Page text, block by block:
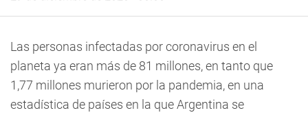
Las personas infectadas por coronavirus en el
planeta ya eran más de 81 millones, en tanto que
1,77 millones murieron por la pandemia, en una
estadística de países en la que Argentina se